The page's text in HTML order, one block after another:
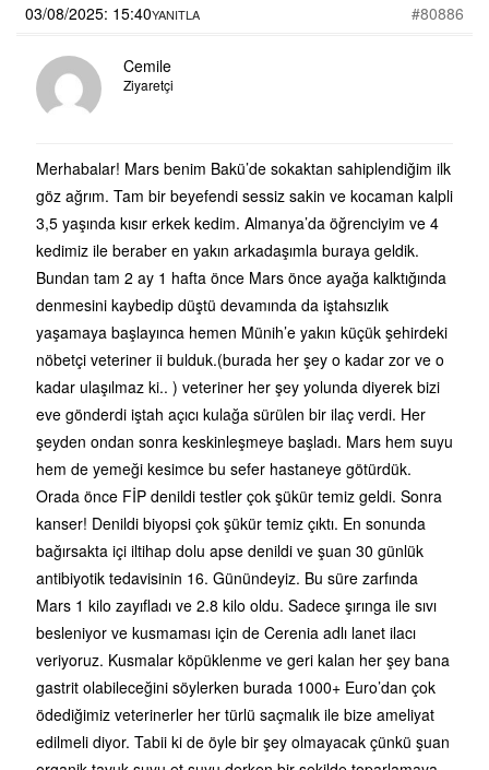
03/08/2025: 15:40 #80886
YANITLA
Cemile
Ziyaretçi
Merhabalar! Mars benim Bakü’de sokaktan sahiplendiğim ilk
göz ağrım. Tam bir beyefendi sessiz sakin ve kocaman kalpli
3,5 yaşında kısır erkek kedim. Almanya’da öğrenciyim ve 4
kedimiz ile beraber en yakın arkadaşımla buraya geldik.
Bundan tam 2 ay 1 hafta önce Mars önce ayağa kalktığında
denmesini kaybedip düştü devamında da iştahsızlık
yaşamaya başlayınca hemen Münih’e yakın küçük şehirdeki
nöbetçi veteriner ii bulduk.(burada her şey o kadar zor ve o
kadar ulaşılmaz ki.. ) veteriner her şey yolunda diyerek bizi
eve gönderdi iştah açıcı kulağa sürülen bir ilaç verdi. Her
şeyden ondan sonra keskinleşmeye başladı. Mars hem suyu
hem de yemeği kesimce bu sefer hastaneye götürdük.
Orada önce FİP denildi testler çok şükür temiz geldi. Sonra
kanser! Denildi biyopsi çok şükür temiz çıktı. En sonunda
bağırsakta içi iltihap dolu apse denildi ve şuan 30 günlük
antibiyotik tedavisinin 16. Günündeyiz. Bu süre zarfında
Mars 1 kilo zayıfladı ve 2.8 kilo oldu. Sadece şırınga ile sıvı
besleniyor ve kusmaması için de Cerenia adlı lanet ilacı
veriyoruz. Kusmalar köpüklenme ve geri kalan her şey bana
gastrit olabileceğini söylerken burada 1000+ Euro’dan çok
ödediğimiz veterinerler her türlü saçmalık ile bize ameliyat
edilmeli diyor. Tabii ki de öyle bir şey olmayacak çünkü şuan